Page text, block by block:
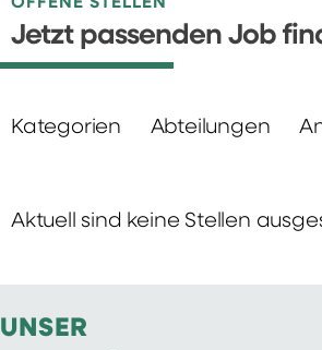
OFFENE STELLEN
Jetzt passenden Job
Kategorien Abteilungen
Aktuell sind keine Stellen
UNSER